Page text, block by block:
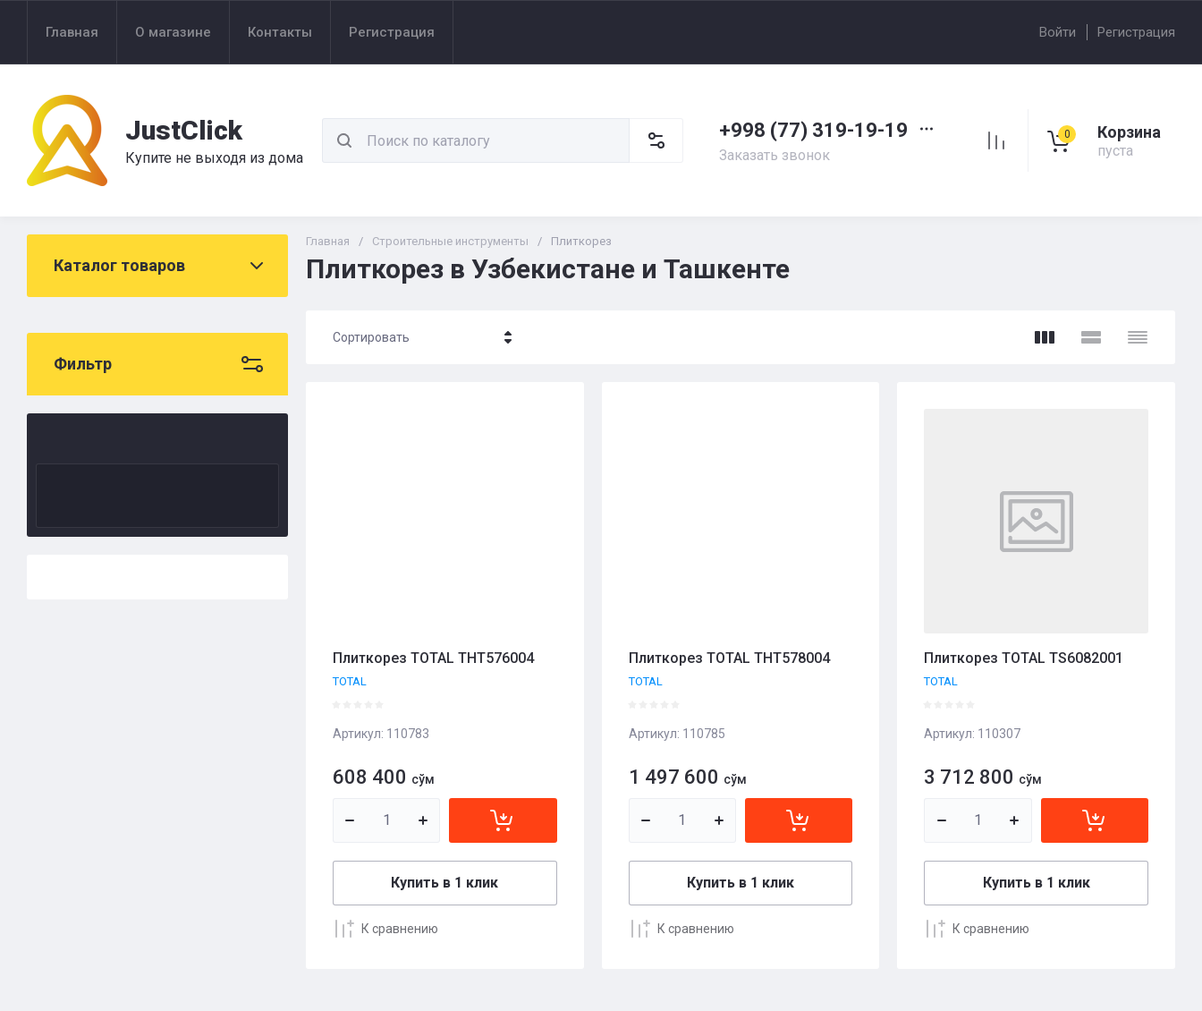
Главная О магазине Контакты Регистрация Войти Регистрация
JustClick
Купите не выходя из дома
+998 (77) 319-19-19
Заказать звонок
0 Корзина
пуста
Каталог товаров
Фильтр
Главная / Строительные инструменты / Плиткорез
Плиткорез в Узбекистане и Ташкенте
Сортировать
Плиткорез TOTAL THT576004
TOTAL
Артикул: 110783
608 400 сўм
Купить в 1 клик
К сравнению
Плиткорез TOTAL THT578004
TOTAL
Артикул: 110785
1 497 600 сўм
Купить в 1 клик
К сравнению
Плиткорез TOTAL TS6082001
TOTAL
Артикул: 110307
3 712 800 сўм
Купить в 1 клик
К сравнению